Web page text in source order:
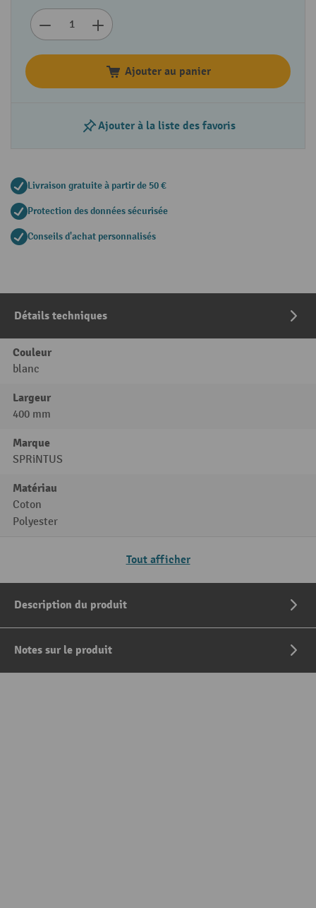
Ajouter au panier
Ajouter à la liste des favoris
Livraison gratuite à partir de 50 €
Protection des données sécurisée
Conseils d'achat personnalisés
Détails techniques
Couleur
blanc
Largeur
400 mm
Marque
SPRiNTUS
Matériau
Coton
Polyester
Tout afficher
Description du produit
Notes sur le produit